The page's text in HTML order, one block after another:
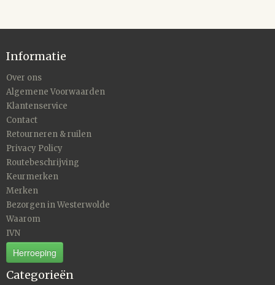
Informatie
Over ons
Algemene Voorwaarden
Klantenservice
Contact
Retourneren & ruilen
Privacy Policy
Routebeschrijving
Keurmerken
Merken
Bezorgen in Westerwolde
Waarom
IVN
Herroeping
Categorieën